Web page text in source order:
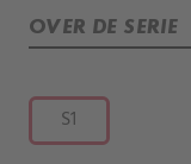
OVER DE SERIE
S1